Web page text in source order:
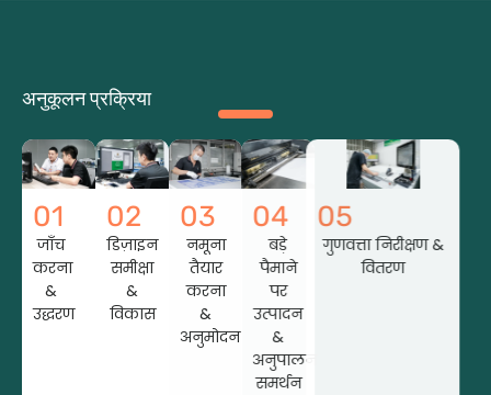
अनुकूलन प्रक्रिया
01
जाँच
करना
&
उद्धरण
02
डिज़ाइन
समीक्षा
&
विकास
03
नमूना
तैयार
करना
&
अनुमोदन
04
बड़े
पैमाने
पर
उत्पादन
&
अनुपालन
समर्थन
05
गुणवत्ता निरीक्षण &
वितरण